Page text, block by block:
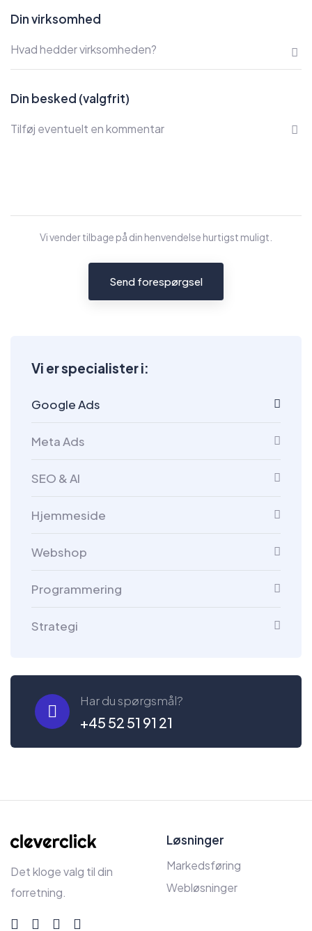
Vi er specialister i:
Google Ads
Meta Ads
SEO & AI
Hjemmeside
Webshop
Programmering
Strategi
Har du spørgsmål?
+45 52 51 91 21
Din virksomhed
Din besked (valgfrit)
Vi vender tilbage på din henvendelse hurtigst muligt.
Det kloge valg til din
forretning.
Løsninger
Markedsføring
Webløsninger